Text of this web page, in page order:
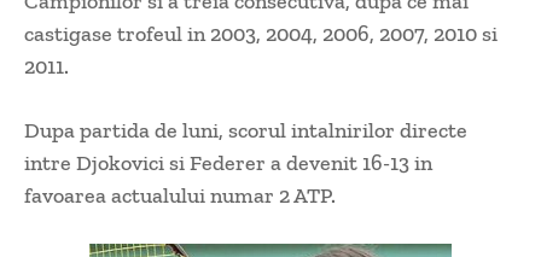
castigase trofeul in 2003, 2004, 2006, 2007, 2010 si
2011.
Dupa partida de luni, scorul intalnirilor directe
intre Djokovici si Federer a devenit 16-13 in
favoarea actualului numar 2 ATP.